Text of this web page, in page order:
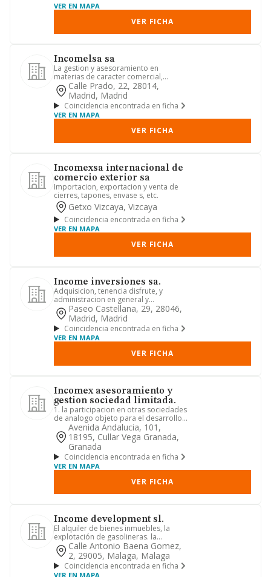
VER EN MAPA
VER FICHA
Incomelsa sa
La gestion y asesoramiento en
materias de caracter comercial,
economico, financiero, juridico inclu...
Calle Prado, 22, 28014,
Madrid, Madrid
Coincidencia encontrada en ficha
VER EN MAPA
VER FICHA
Incomexsa internacional de
comercio exterior sa
Importacion, exportacion y venta de
cierres, tapones, envase s, etc.
Getxo Vizcaya, Vizcaya
Coincidencia encontrada en ficha
VER EN MAPA
VER FICHA
Income inversiones sa.
Adquisicion, tenencia disfrute, y
administracion en general y
enajenacion de valores mobiliarios y ...
Paseo Castellana, 29, 28046,
Madrid, Madrid
Coincidencia encontrada en ficha
VER EN MAPA
VER FICHA
Incomex asesoramiento y
gestion sociedad limitada.
1. la participacion en otras sociedades
de analogo objeto para el desarrollo
propio de esta socieda...
Avenida Andalucia, 101,
18195, Cullar Vega Granada,
Granada
Coincidencia encontrada en ficha
VER EN MAPA
VER FICHA
Income development sl.
El alquiler de bienes inmuebles, la
explotación de gasolineras. la
construcción de todo tipo de edi...
Calle Antonio Baena Gomez,
2, 29005, Malaga, Malaga
Coincidencia encontrada en ficha
VER EN MAPA